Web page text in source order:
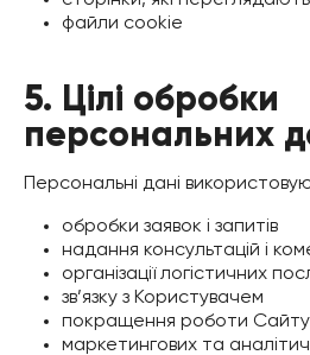
файли cookie
5. Цілі обробки
персональних
Персональні дані
обробки заявок і запитів
надання консультацій і
організації логістичних
зв’язку з Користувачем
покращення роботи Сайту
маркетингових та